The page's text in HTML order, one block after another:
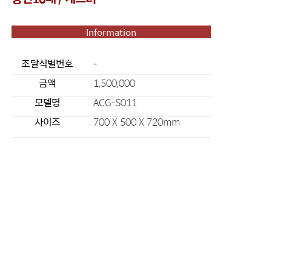
Information
조달식별번호
금액
모델명
사이즈
-
1,500,000
ACG-S011
700 X 500 X 720mm